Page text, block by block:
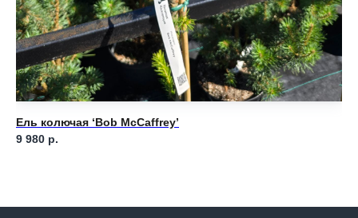
Ель колючая ‘Bob McCaffrey’
9 980 р.